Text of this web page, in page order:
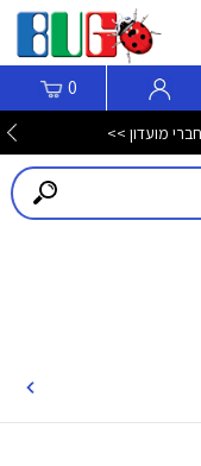
0